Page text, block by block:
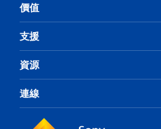
價值
支援
資源
連線